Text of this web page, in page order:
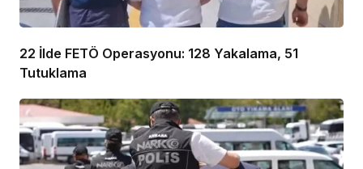
22 İlde FETÖ Operasyonu: 128 Yakalama, 51
Tutuklama